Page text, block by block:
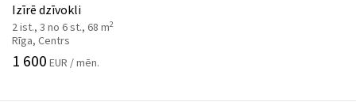
Izīrē dzīvokli
2 ist., 3 no 6 st., 68 m2
Rīga, Centrs
1 600 EUR / mēn.